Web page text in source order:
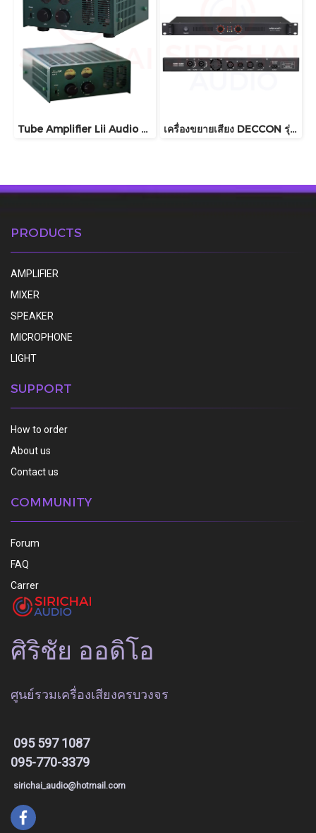
Tube Amplifier Lii Audio Amp01 เครื่องขยายเสียง DECCON รุ่น DAX300
PRODUCTS
AMPLIFIER
MIXER
SPEAKER
MICROPHONE
LIGHT
SUPPORT
How to order
About us
Contact us
COMMUNITY
Forum
FAQ
Carrer
ศิริชัย ออดิโอ
ศูนย์รวมเครื่องเสียงครบวงจร
095 597 1087
095-770-3379
sirichai_audio@hotmail.com